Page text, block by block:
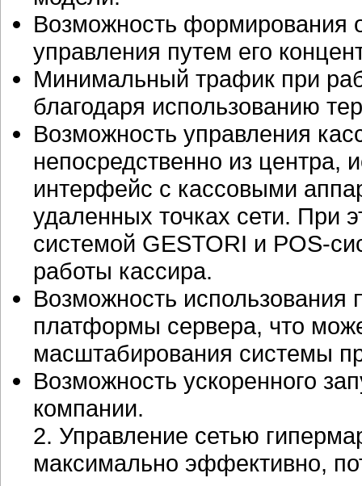
Возможность формирования
управления путем его
Минимальный трафик при
благодаря использованию
Возможность управления
непосредственно из центра,
интерфейс с кассовыми
удаленных точках сети.
системой GESTORI и POS-
работы кассира.
Возможность использования
платформы сервера, что
масштабирования системы
Возможность ускоренного
компании.
2. Управление сетью
максимально эффективно,